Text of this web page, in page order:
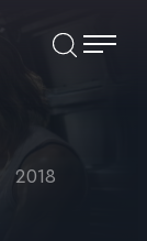
2018